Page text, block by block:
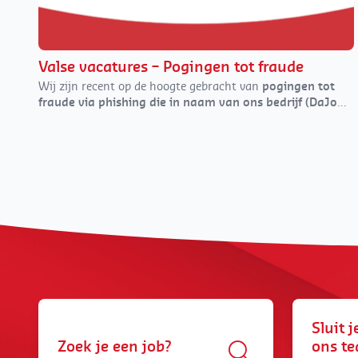
Valse vacatures – Pogingen tot fraude
Wij zijn recent op de hoogte gebracht van pogingen tot
fraude via phishing die in naam van ons bedrijf (DaJobs,
Zoek je een job?
Sluit
ons